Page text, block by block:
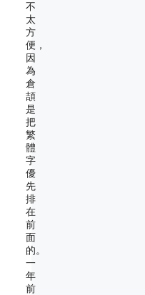
不
太
方
便，
因
為
倉
頡
是
把
繁
體
字
優
先
排
在
前
面
的。
一
年
前